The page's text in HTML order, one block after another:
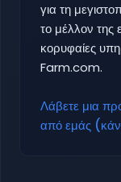
για τη
το μέλλον της
κορυφαίες
Farm.com.
Λάβετε μια
από εμάς